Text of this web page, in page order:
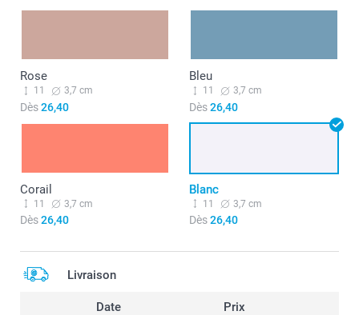
Rose
11 3,7 cm
Dès26,40
Bleu
11 3,7 cm
Dès26,40
Corail
11 3,7 cm
Dès26,40
Blanc
11 3,7 cm
Dès26,40
Livraison
Date Prix